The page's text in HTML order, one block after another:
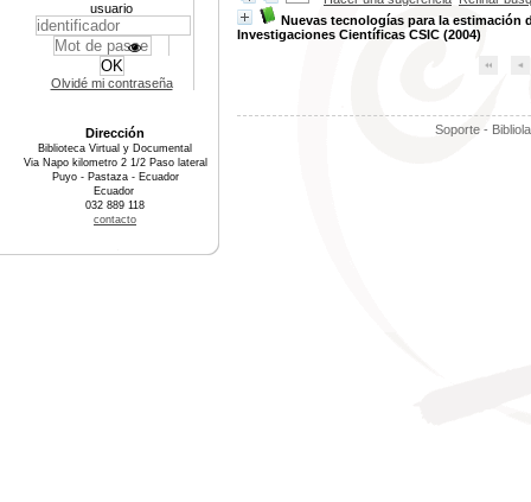
Nuevas tecnologías para la estimación
Investigaciones Científicas CSIC (2004)
Soporte -
usuario
Olvidé mi contraseña
Dirección
Biblioteca Virtual y Documental
Via Napo kilometro 2 1/2 Paso lateral
Puyo - Pastaza - Ecuador
Ecuador
032 889 118
contacto